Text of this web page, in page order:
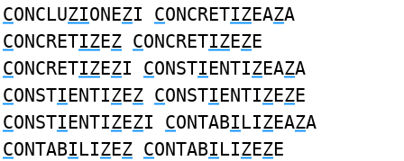
CONCLUZIONEZI CONCRETIZEAZA
CONCRETIZEZ CONCRETIZEZE
CONCRETIZEZI CONSTIENTIZEAZA
CONSTIENTIZEZ CONSTIENTIZEZE
CONSTIENTIZEZI CONTABILIZEAZA
CONTABILIZEZ CONTABILIZEZE